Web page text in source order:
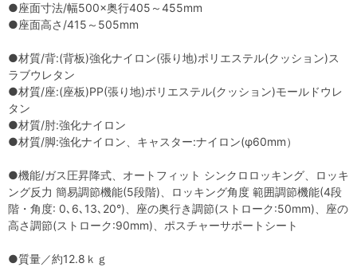
●座面寸法/幅500×奥行405～455mm
●座面高さ/415～505mm
●材質/背:(背板)強化ナイロン(張り地)ポリエステル(クッション)ス
ラブウレタン
●材質/座:(座板)PP(張り地)ポリエステル(クッション)モールドウレ
タン
●材質/肘:強化ナイロン
●材質/脚:強化ナイロン、キャスター:ナイロン(φ60mm）
●機能/ガス圧昇降式、オートフィット シンクロロッキング、ロッキ
ング反力 簡易調節機能(5段階)、ロッキング角度 範囲調節機能(4段
階・角度: 0､6､13､20°)、座の奥行き調節(ストローク:50mm)、座の
高さ調節(ストローク:90mm)、ポスチャーサポートシート
●質量／約12.8ｋｇ